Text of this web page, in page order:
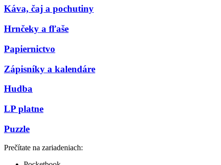
Káva, čaj a pochutiny
Hrnčeky a fľaše
Papiernictvo
Zápisníky a kalendáre
Hudba
LP platne
Puzzle
Prečítate na zariadeniach: